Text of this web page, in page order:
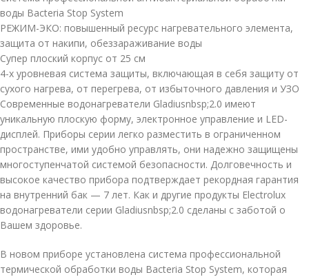
воды Bacteria Stop System
РЕЖИМ-ЭКО: повышенный ресурс нагревательного элемента,
защита от накипи, обеззараживание воды
Супер плоский корпус от 25 см
4-х уровневая система защиты, включающая в себя защиту от
сухого нагрева, от перегрева, от избыточного давления и УЗО
Современные водонагреватели Gladiusnbsp;2.0 имеют
уникальную плоскую форму, электронное управление и LED-
дисплей. Приборы серии легко разместить в ограниченном
пространстве, ими удобно управлять, они надежно защищены
многоступенчатой системой безопасности. Долговечность и
высокое качество прибора подтверждает рекордная гарантия
на внутренний бак — 7 лет. Как и другие продукты Electrolux
водонагреватели серии Gladiusnbsp;2.0 сделаны с заботой о
Вашем здоровье.
В новом приборе установлена система профессиональной
термической обработки воды Bacteria Stop System, которая